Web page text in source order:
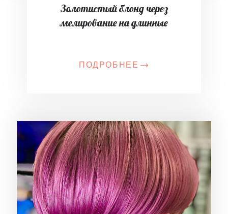
Золотистый блонд через
мелирование на длинные
ПОДРОБНЕЕ